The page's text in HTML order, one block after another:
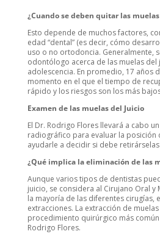
¿Cuando se deben quitar las
Esto depende de muchos factores,
edad “dental” (es decir, cómo
uso o no ortodoncia. Generalmente,
odontólogo acerca de las muelas del
adolescencia. En promedio, 17 años
momento en el que el tiempo de
rápido y los riesgos son los más
Examen de las muelas del Juicio
El Dr. Rodrigo Flores llevará a cabo
radiográfico para evaluar la posición
ayudarle a decidir si debe
¿Qué implica la eliminación de las
Aunque varios tipos de dentistas
juicio, se considera al Cirujano Oral y
la mayoría de las diferentes cirugías,
extracciones. La extracción de
procedimiento quirúrgico más
Rodrigo Flores.